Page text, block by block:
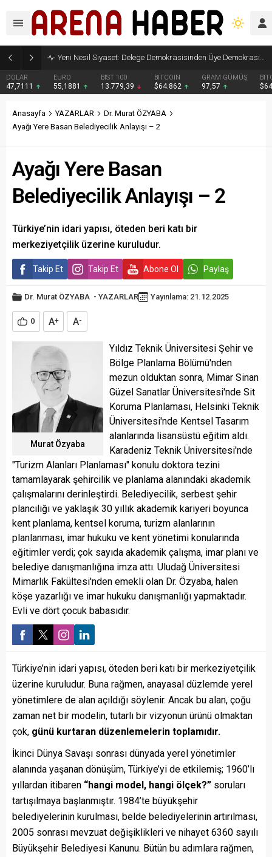
Yeni Nesil Siyaset: Delege Demokrasisinden Üye Demokrasisine
DOLAR
47,7111
EURO
55,1881
BIST 100
13.779,39
BITCOIN
$64.862
GRAM GÜMÜŞ
97,57
Anasayfa YAZARLAR
Dr. Murat ÖZYABA
Ayağı Yere Basan Belediyecilik Anlayışı – 2
Ayağı Yere Basan
Belediyecilik Anlayışı – 2
Türkiye’nin idari yapısı, öteden beri katı bir
merkeziyetçilik üzerine kuruludur.
Takip Et Takip Et Abone Ol Paylaş
Dr. Murat ÖZYABA - YAZARLAR Yayınlama: 21.12.2025
0 A+ A-
Murat Özyaba
Yıldız Teknik Üniversitesi Şehir ve
Bölge Planlama Bölümü'nden
mezun olduktan sonra, Mimar Sinan
Güzel Sanatlar Üniversitesi'nde Sit
Koruma Planlaması, Helsinki Teknik
Üniversitesi'nde Kentsel Tasarım
alanlarında lisansüstü eğitim aldı.
Karadeniz Teknik Üniversitesi'nde
"Turizm Alanları Planlaması" konulu doktora tezini
tamamlayarak şehircilik ve planlama alanındaki akademik
çalışmalarını derinleştirdi. Belediyecilik, serbest şehir
plancılığı ve yaklaşık 30 yıllık akademik kariyeri boyunca
kent planlama, kentsel koruma, turizm alanlarının
planlanması, imar hukuku ve kent yönetimi konularında
eğitimler verdi; çok sayıda akademik çalışma, imar planı ve
belediye danışmanlığına imza attı. Uludağ Üniversitesi
Mimarlık Fakültesi'nden emekli olan Dr. Özyaba, halen
köşe yazarlığı ve imar hukuku danışmanlığı yapmaktadır.
Evli ve dört çocuk babasıdır.
Türkiye’nin idari yapısı, öteden beri katı bir merkeziyetçilik
üzerine kuruludur. Buna rağmen, anayasal düzlemde yerel
yönetimlere de alan açıldığı söylenir. Ancak bu alan, çoğu
zaman net bir modelin, tutarlı bir vizyonun ürünü olmaktan
çok, günü kurtaran düzenlemelerin toplamıdır.
İkinci Dünya Savaşı sonrası dünyada yerel yönetimler
alanında yaşanan dönüşüm, Türkiye’yi de etkilemiş; 1960’lı
yıllardan itibaren “hangi model, hangi ölçek?” soruları
tartışılmaya başlanmıştır. 1984’te büyükşehir
belediyelerinin kurulması, belde belediyelerinin artırılması,
2005 sonrası mevzuat değişiklikleri ve nihayet 6360 sayılı
Büyükşehir Belediyesi Kanunu. Bütün bu adımlara rağmen,